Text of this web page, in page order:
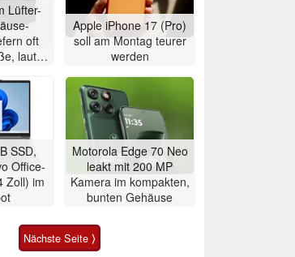
Lüfter-
oft
laut
Apple iPhone 17 (Pro)
soll am Montag teurer
werden
SSD,
Office-
Zoll) im
Motorola Edge 70 Neo
leakt mit 200 MP
Kamera im kompakten,
bunten Gehäuse
Nächste Seite ⟩